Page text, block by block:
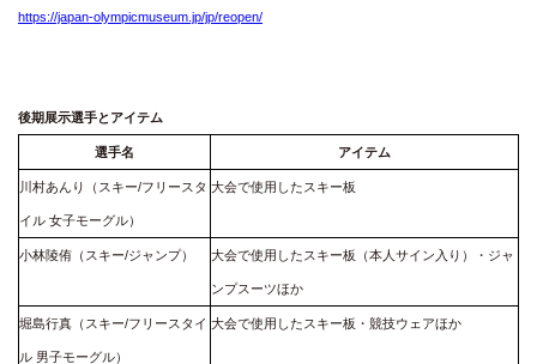
https://japan-olympicmuseum.jp/jp/reopen/
後期展示選手とアイテム
選手名 アイテム
川村あんり（スキー/フリースタ
イル 女子モーグル）
大会で使用したスキー板
小林陵侑（スキー/ジャンプ） 大会で使用したスキー板（本人サイン入り）・ジャ
ンプスーツほか
堀島行真（スキー/フリースタイ
ル 男子モーグル）
大会で使用したスキー板・競技ウェアほか